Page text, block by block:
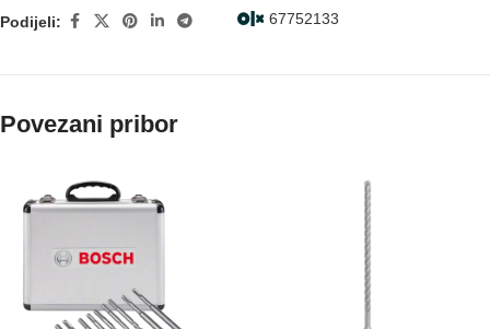
67752133
Podijeli:
Povezani pribor